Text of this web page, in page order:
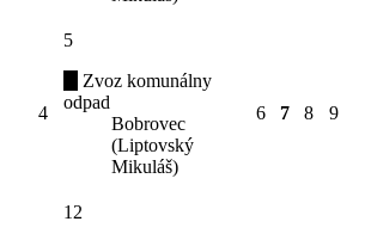
4
5
Zvoz komunálny
odpad
Bobrovec
(Liptovský
Mikuláš)
6 7 8 9
12